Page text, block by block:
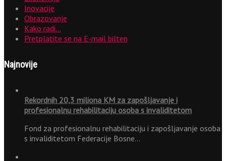
Inovacije
Obrazovanje
Kako radi…
Pretplatite se na E-mail bilten
Najnovije
Rekordnih 20,3 miliona KM za zapošljavanje i
profesionalnu rehabilitaciju osoba s invaliditetom
Fond za profesionalnu rehabilitaciju i zapošljavanje osoba
s invaliditetom Federacije Bosne…